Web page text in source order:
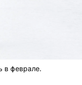
в феврале.